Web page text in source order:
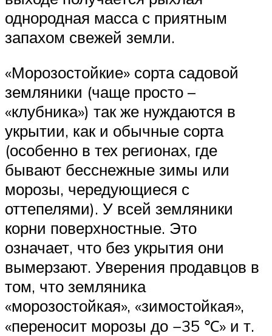
однородная масса с приятным
запахом свежей земли.
«Морозостойкие» сорта садовой
земляники (чаще просто –
«клубника») так же нуждаются в
укрытии, как и обычные сорта
(особенно в тех регионах, где
бывают бесснежные зимы или
морозы, чередующиеся с
оттепелями). У всей земляники
корни поверхностные. Это
означает, что без укрытия они
вымерзают. Уверения продавцов в
том, что земляника
«морозостойкая», «зимостойкая»,
«переносит морозы до −35 ℃» и т.